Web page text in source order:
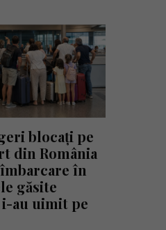
blocați pe
din România
în
găsite
au uimit pe